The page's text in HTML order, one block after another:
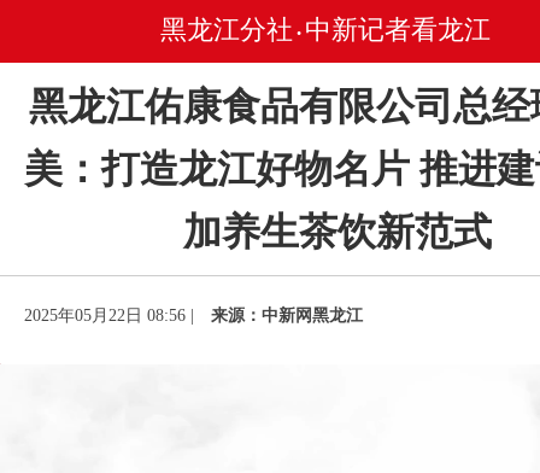
黑龙江分社 • 中新记者看龙江
黑龙江佑康食品有限公司总
美：打造龙江好物名片 推进
加养生茶饮新范式
2025年05月22日 08:56 | 来源：中新网黑龙江